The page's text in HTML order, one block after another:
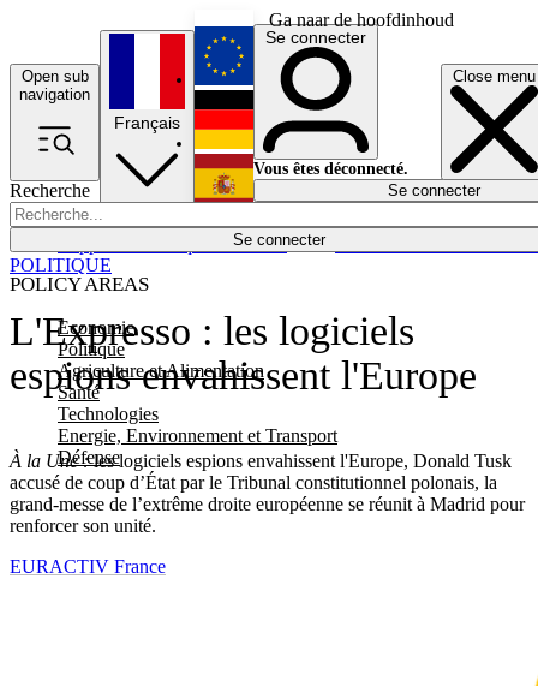
Ga naar de hoofdinhoud
Open sub
navigation
Close menu
Recherche
Se connecter
POLICY AREAS
Economie
Politique
Agriculture et Alimentation
Santé
Technologies
Energie, Environnement et Transport
Défense
Économie
Français
English
Deutsch
Español
Se connecter
Vous êtes déconnecté.
Se connecter
L'Expresso : les logiciels
espions envahissent l'Europe
À la Une :les logiciels espions envahissent l'Europe, Donald Tusk
accusé de coup d’État par le Tribunal constitutionnel polonais, la
grand-messe de l’extrême droite européenne se réunit à Madrid pour
renforcer son unité.
POLITIQUE
EURACTIV France